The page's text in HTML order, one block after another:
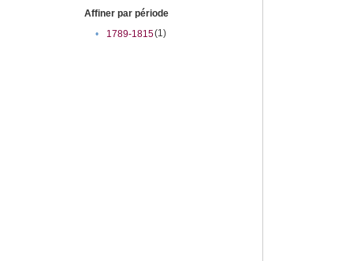
Affiner par période
•
1789-1815(1)